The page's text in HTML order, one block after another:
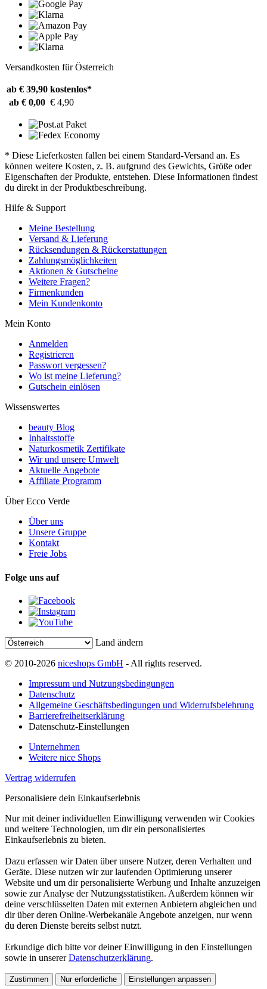
Versandkosten für Österreich
ab € 39,90 kostenlos*
ab € 0,00 € 4,90
* Diese Lieferkosten fallen bei einem Standard-Versand an. Es
können weitere Kosten, z. B. aufgrund des Gewichts, Größe oder
Eigenschaften der Produkte, entstehen. Diese Informationen findest
du direkt in der Produktbeschreibung.
Hilfe & Support
Meine Bestellung
Versand & Lieferung
Rücksendungen & Rückerstattungen
Zahlungsmöglichkeiten
Aktionen & Gutscheine
Weitere Fragen?
Firmenkunden
Mein Kundenkonto
Mein Konto
Anmelden
Registrieren
Passwort vergessen?
Wo ist meine Lieferung?
Gutschein einlösen
Wissenswertes
beauty Blog
Inhaltsstoffe
Naturkosmetik Zertifikate
Wir und unsere Umwelt
Aktuelle Angebote
Affiliate Programm
Über Ecco Verde
Über uns
Unsere Gruppe
Kontakt
Freie Jobs
Folge uns auf
Land ändern
© 2010-2026 niceshops GmbH - All rights reserved.
Impressum und Nutzungsbedingungen
Datenschutz
Allgemeine Geschäftsbedingungen und Widerrufsbelehrung
Barrierefreiheitserklärung
Datenschutz-Einstellungen
Unternehmen
Weitere nice Shops
Vertrag widerrufen
Personalisiere dein Einkaufserlebnis
Nur mit deiner individuellen Einwilligung verwenden wir Cookies
und weitere Technologien, um dir ein personalisiertes
Einkaufserlebnis zu bieten.
Dazu erfassen wir Daten über unsere Nutzer, deren Verhalten und
Geräte. Diese nutzen wir zur laufenden Optimierung unserer
Website und um dir personalisierte Werbung und Inhalte anzuzeigen
sowie zur Analyse der Nutzungsstatistiken. Außerdem können wir
deine verschlüsselten Daten mit externen Anbietern abgleichen und
dir über deren Online-Werbekanäle Angebote anzeigen, nur wenn
du deren Dienste bereits selbst nutzt.
Erkundige dich bitte vor deiner Einwilligung in den Einstellungen
sowie in unsererDatenschutzerklärung.
Zustimmen Nur erforderliche Einstellungen anpassen